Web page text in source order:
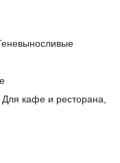
кафе и ресторана,